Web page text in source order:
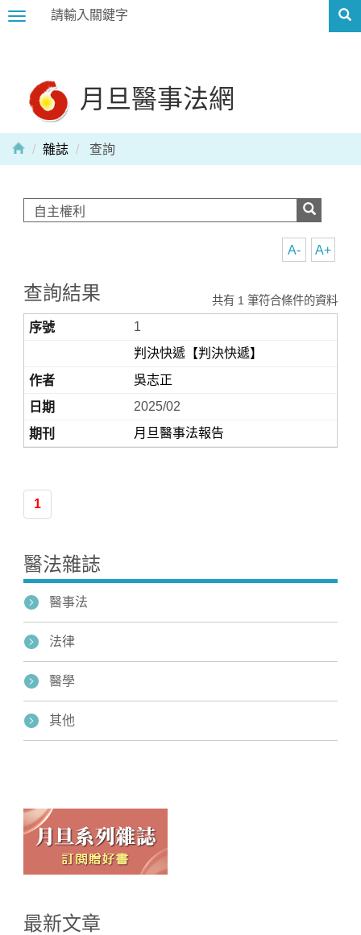
Toggle
月旦醫事法網
雜誌 查詢
A+
A-
查詢結果 共有 1 筆符合條件的資料
1
判決快遞【判決快遞】
吳志正
2025/02
月旦醫事法報告
1
醫法雜誌
醫事法
法律
醫學
其他
最新文章